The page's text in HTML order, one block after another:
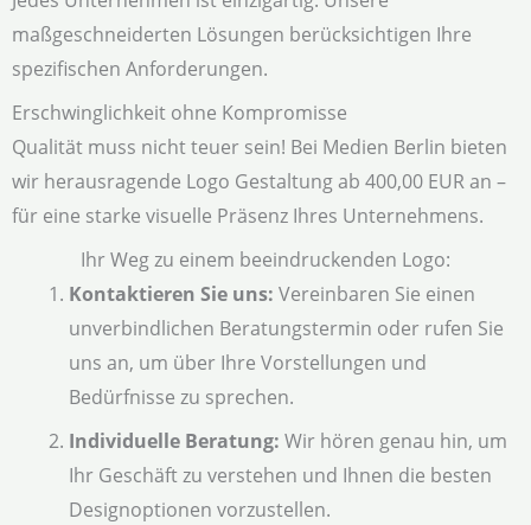
maßgeschneiderten Lösungen berücksichtigen Ihre
spezifischen Anforderungen.
Erschwinglichkeit ohne Kompromisse
Qualität muss nicht teuer sein! Bei Medien Berlin bieten
wir herausragende Logo Gestaltung ab 400,00 EUR an –
für eine starke visuelle Präsenz Ihres Unternehmens.
Ihr Weg zu einem beeindruckenden Logo:
Kontaktieren Sie uns: Vereinbaren Sie einen
unverbindlichen Beratungstermin oder rufen Sie
uns an, um über Ihre Vorstellungen und
Bedürfnisse zu sprechen.
Individuelle Beratung: Wir hören genau hin, um
Ihr Geschäft zu verstehen und Ihnen die besten
Designoptionen vorzustellen.